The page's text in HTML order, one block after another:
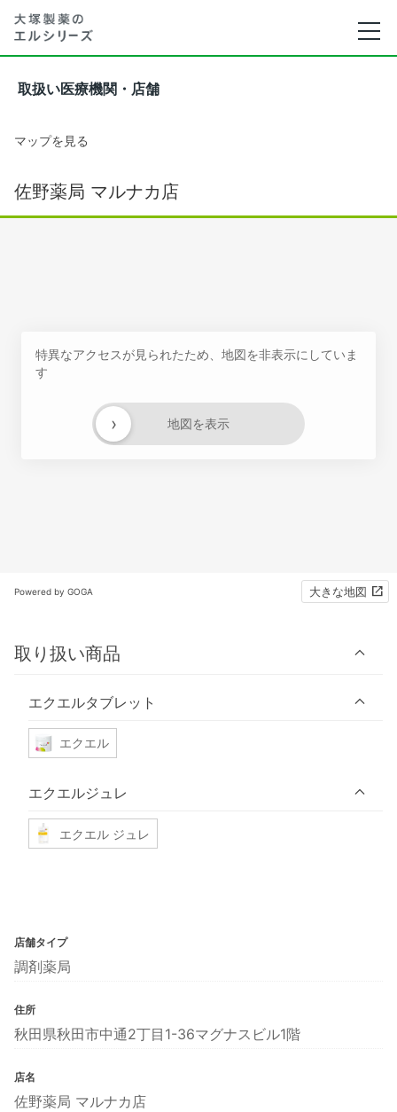
取扱い医療機関・店舗
マップを見る
佐野薬局 マルナカ店
特異なアクセスが見られたため、地図を非表示にしていま
す
地図を表示
›
Powered by GOGA 大きな地図
取り扱い商品
エクエルタブレット
エクエル
エクエルジュレ
エクエル ジュレ
店舗タイプ
調剤薬局
住所
秋田県秋田市中通2丁目1-36マグナスビル1階
店名
佐野薬局 マルナカ店